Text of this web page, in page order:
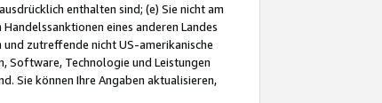
enthalten sind; (e) Sie nicht am
eines anderen Landes
zutreffende nicht US-amerikanische
Software, Technologie und Leistungen
Sie können Ihre Angaben aktualisieren,